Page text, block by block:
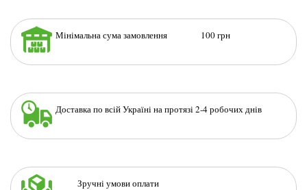
Мінімальна сума замовлення 100 грн
Доставка по всій Україні на протязі 2-4 робочих днів
Зручні умови оплати